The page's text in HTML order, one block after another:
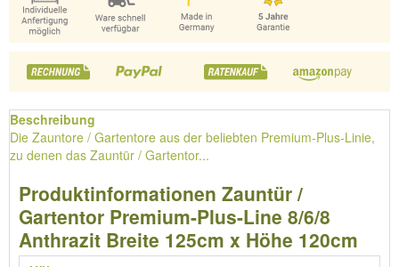
Beschreibung
Die Zauntore / Gartentore aus der beliebten Premium-Plus-Linie,
zu denen das Zauntür / Gartentor...
Produktinformationen Zauntür /
Gartentor Premium-Plus-Line 8/6/8
Anthrazit Breite 125cm x Höhe 120cm